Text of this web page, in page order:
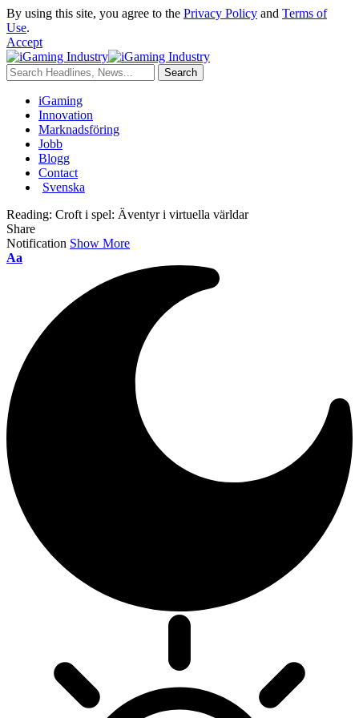
By using this site, you agree to the Privacy Policy and Terms of
Use.
Accept
iGaming
Innovation
Marknadsföring
Jobb
Blogg
Contact
Svenska
Reading: Croft i spel: Äventyr i virtuella världar
Share
Notification Show More
Aa